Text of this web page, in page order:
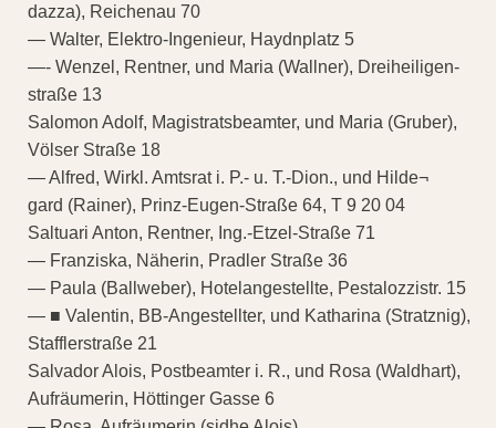
dazza), Reichenau 70
— Walter, Elektro-Ingenieur, Haydnplatz 5
—- Wenzel, Rentner, und Maria (Wallner), Dreiheiligen-
straße 13
Salomon Adolf, Magistratsbeamter, und Maria (Gruber),
Völser Straße 18
— Alfred, Wirkl. Amtsrat i. P.- u. T.-Dion., und Hilde¬
gard (Rainer), Prinz-Eugen-Straße 64, T 9 20 04
Saltuari Anton, Rentner, Ing.-Etzel-Straße 71
— Franziska, Näherin, Pradler Straße 36
— Paula (Ballweber), Hotelangestellte, Pestalozzistr. 15
— ■ Valentin, BB-Angestellter, und Katharina (Stratznig),
Stafflerstraße 21
Salvador Alois, Postbeamter i. R., und Rosa (Waldhart),
Aufräumerin, Höttinger Gasse 6